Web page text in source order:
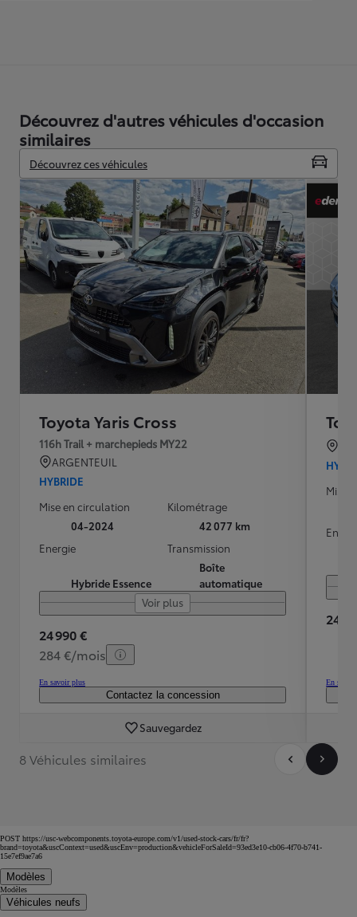
Découvrez d'autres véhicules d'occasion
similaires
Découvrez ces véhicules
Toyota Yaris Cross
116h Trail + marchepieds MY22
ARGENTEUIL
HYBRIDE
Mise en circulation
04-2024
Kilométrage
42 077 km
Energie
Hybride Essence
Transmission
Boîte
automatique
Voir plus
24 990 €
284 €/mois
En savoir plus
Contactez la concession
Sauvegardez
Mise
24
En
8 Véhicules similaires
POST https://usc-webcomponents.toyota-europe.com/v1/used-stock-cars/fr/fr?
brand=toyota&uscContext=used&uscEnv=production&vehicleForSaleId=93ed3e10-cb06-4f70-b741-
15e7ef9ae7a6
Modèles
Modèles
Véhicules neufs